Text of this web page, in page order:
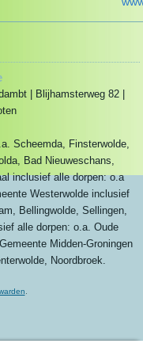
| Blijhamsterweg 82 |
Scheemda, Finsterwolde,
Bad Nieuweschans,
inclusief alle dorpen: o.a
Westerwolde inclusief
Bellingwolde, Sellingen,
alle dorpen: o.a. Oude
Midden-Groningen
Noordbroek.